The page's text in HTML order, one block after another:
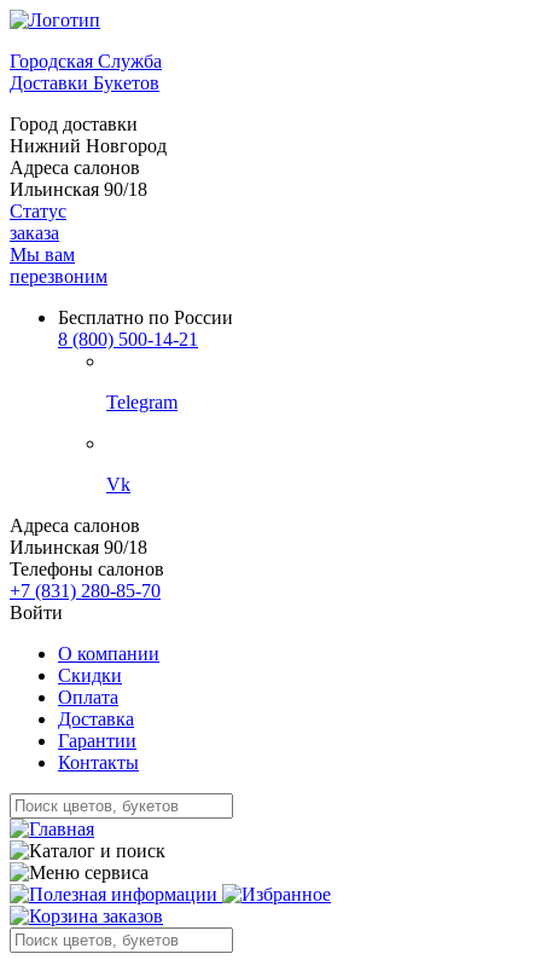
Городская Служба
Доставки Букетов
Город доставки
Нижний Новгород
Адреса салонов
Ильинская 90/18
Статус
заказа
Мы вам
перезвоним
Бесплатно по России
8 (800) 500-14-21
Telegram
Vk
Адреса салонов
Ильинская 90/18
Телефоны салонов
+7 (831) 280-85-70
Войти
О компании
Скидки
Оплата
Доставка
Гарантии
Контакты